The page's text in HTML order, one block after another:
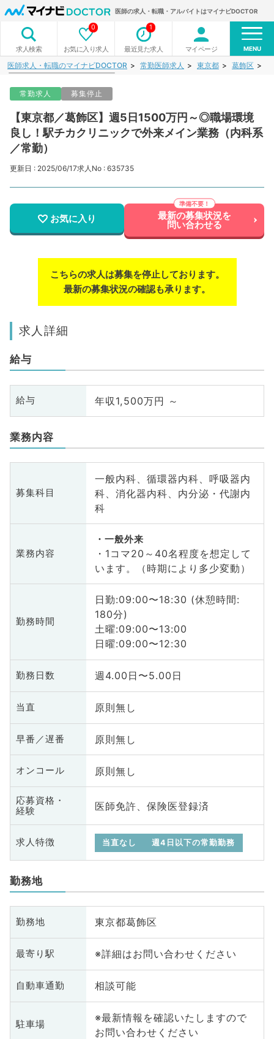
医師の求人・転職・アルバイトはマイナビDOCTOR
求人検索 お気に入り求人
0
最近見た求人
1
マイページ MENU
医師求人・転職のマイナビDOCTOR 常勤医師求人 東京都 葛飾区
常勤求人 募集停止
【東京都／葛飾区】週5日1500万円～◎職場環境
良し！駅チカクリニックで外来メイン業務（内科系
／常勤）
更新日 : 2025/06/17求人No : 635735
お気に入り 最新の募集状況を
問い合わせる
こちらの求人は募集を停止しております。
最新の募集状況の確認も承ります。
求人詳細
給与
給与 年収1,500万円 ～
業務内容
募集科目
一般内科、循環器内科、呼吸器内
科、消化器内科、内分泌・代謝内
科
業務内容
一般外来
・1コマ20～40名程度を想定して
います。（時期により多少変動）
勤務時間
日勤:09:00〜18:30 (休憩時間:
180分)
土曜:09:00〜13:00
日曜:09:00〜12:30
勤務日数 週4.00日〜5.00日
当直 原則無し
早番／遅番 原則無し
オンコール 原則無し
応募資格・
経験
医師免許、保険医登録済
求人特徴 当直なし 週4日以下の常勤勤務
勤務地
勤務地 東京都葛飾区
最寄り駅 ※詳細はお問い合わせください
自動車通勤 相談可能
駐車場
※最新情報を確認いたしますので
お問い合わせください